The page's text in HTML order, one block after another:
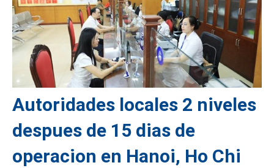
Autoridades locales 2 niveles
despues de 15 dias de
operacion en Hanoi, Ho Chi